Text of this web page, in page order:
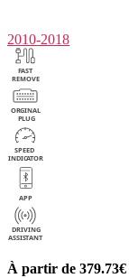
2010-2018
À partir de 379.73€